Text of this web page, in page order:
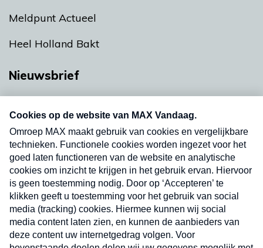
Meldpunt Actueel
Heel Holland Bakt
Nieuwsbrief
nieuwsbrief. Elke vrijdag- en dinsdagochtend in
uw mailbox.
Verzend